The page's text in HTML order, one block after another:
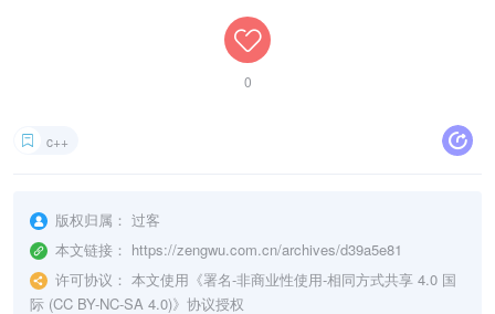
_findnext (hFile
}
0
c++
版权归属： 过客
本文链接： https://zengwu.com.cn/archives/d39a5e81
许可协议： 本文使用《署名-非商业性使用-相同方式共享 4.0 国
际 (CC BY-NC-SA 4.0)》协议授权